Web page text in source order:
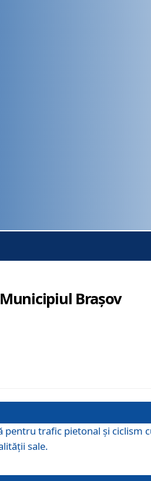
Brașov
trafic pietonal și ciclism
sale.